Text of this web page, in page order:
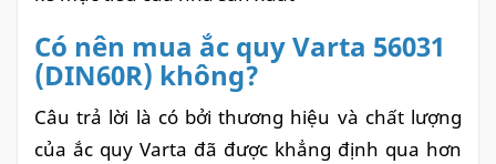
Có nên mua ắc quy Varta 56031
(DIN60R) không?
Câu trả lời là có bởi thương hiệu và chất lượng
của ắc quy Varta đã được khẳng định qua hơn